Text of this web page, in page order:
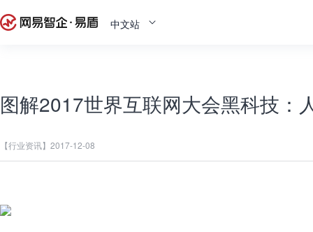
中文站
图解2017世界互联网大会黑科技：
【行业资讯】 2017-12-08